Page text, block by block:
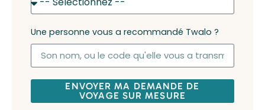
Une personne vous a recommandé Twalo ?
ENVOYER MA DEMANDE DE
VOYAGE SUR MESURE